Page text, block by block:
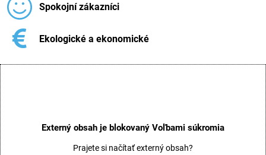
Spokojní zákazníci
Ekologické a ekonomické
Externý obsah je blokovaný Voľbami súkromia
Prajete si načítať externý obsah?